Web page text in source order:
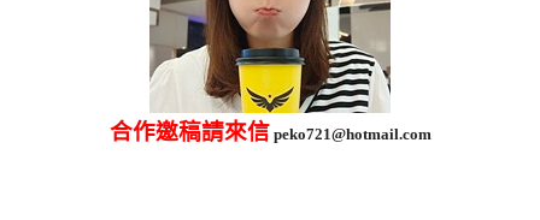
合作邀稿請來信 peko721@hotmail.com